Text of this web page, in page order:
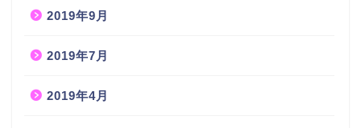
2019年9月
2019年7月
2019年4月